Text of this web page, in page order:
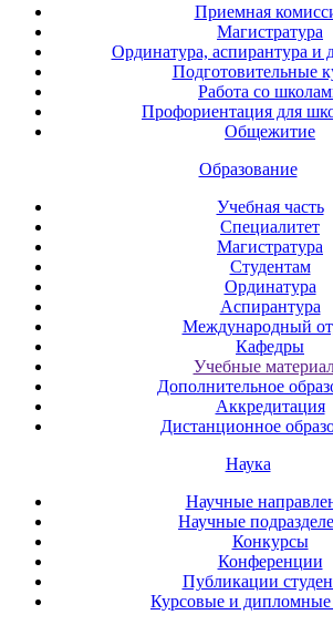
Приемная
Магистратура
Ординатура, аспирантура и
Подготовительные
Работа со
Профориентация для
Общежитие
Образование
Учебная часть
Специалитет
Магистратура
Студентам
Ординатура
Аспирантура
Международный
Кафедры
Учебные
Дополнительное
Аккредитация
Дистанционное
Наука
Научные
Научные
Конкурсы
Конференции
Публикации
Курсовые и дипломные